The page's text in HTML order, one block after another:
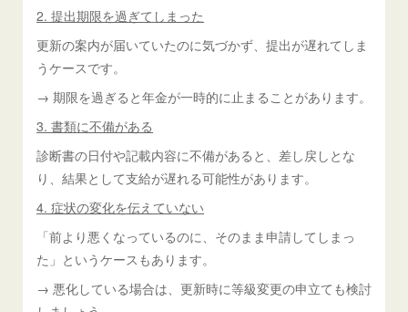
2. 提出期限を過ぎてしまった
更新の案内が届いていたのに気づかず、提出が遅れてしま
うケースです。
→ 期限を過ぎると年金が一時的に止まることがあります。
3. 書類に不備がある
診断書の日付や記載内容に不備があると、差し戻しとな
り、結果として支給が遅れる可能性があります。
4. 症状の変化を伝えていない
「前より悪くなっているのに、そのまま申請してしまっ
た」というケースもあります。
→ 悪化している場合は、更新時に等級変更の申立ても検討